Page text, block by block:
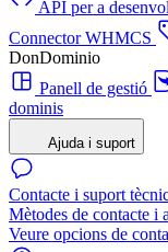
API per a
Connector WHMCS
DonDominio
Panell de gestió
dominis
Ajuda i suport
Contacte i suport
Mètodes de contacte i
Veure opcions de